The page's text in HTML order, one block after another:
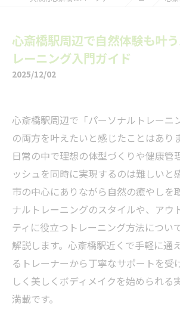
心斎橋駅周辺で自然体験も叶
レーニング入門ガイド
2025/12/02
心斎橋駅周辺で「パーソナルトレーニ
の両方を叶えたいと感じたことはあり
日常の中で理想の体型づくりや健康管
ッシュを同時に実現するのは難しいと
市の中心にありながら自然の癒やしを
ナルトレーニングのスタイルや、アウ
ティに役立つトレーニング方法につい
解説します。心斎橋駅近くで手軽に通
るトレーナーから丁寧なサポートを受
しく美しくボディメイクを始められる
満載です。